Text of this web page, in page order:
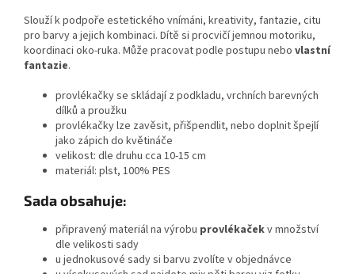
Slouží k podpoře estetického vnímáni, kreativity, fantazie, citu
pro barvy a jejich kombinaci. Dítě si procvičí jemnou motoriku,
koordinaci oko-ruka. Může pracovat podle postupu nebo vlastní
fantazie.
provlékačky se skládají z podkladu, vrchních barevných
dílků a proužku
provlékačky lze zavěsit, přišpendlit, nebo doplnit špejlí
jako zápich do květináče
velikost: dle druhu cca 10-15 cm
materiál: plst, 100% PES
Sada obsahuje:
připravený materiál na výrobu provlékačekv množství
dle velikosti sady
u jednokusové sady si barvu zvolíte v objednávce